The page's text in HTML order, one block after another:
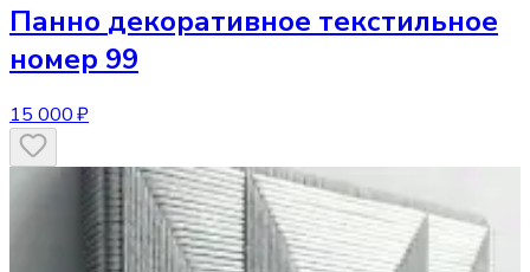
Панно декоративное текстильное
номер 99
15 000 ₽